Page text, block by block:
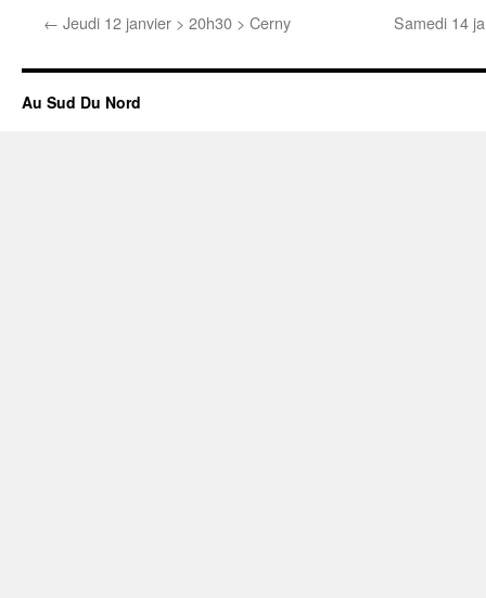
← Jeudi 12 janvier > 20h30 > Cerny Samedi 14
Au Sud Du Nord